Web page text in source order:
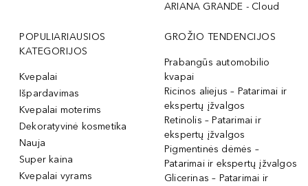
ARIANA GRANDE - Cloud
POPULIARIAUSIOS
KATEGORIJOS
Kvepalai
Išpardavimas
Kvepalai moterims
Dekoratyvinė kosmetika
Nauja
Super kaina
Kvepalai vyrams
GROŽIO TENDENCIJOS
Prabangūs automobilio
kvapai
Ricinos aliejus – Patarimai ir
ekspertų įžvalgos
Retinolis – Patarimai ir
ekspertų įžvalgos
Pigmentinės dėmės –
Patarimai ir ekspertų įžvalgos
Glicerinas – Patarimai ir